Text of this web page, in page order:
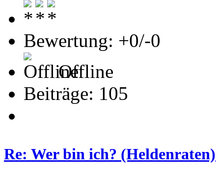
Bewertung: +0/-0
Offline
Beiträge: 105
Re: Wer bin ich? (Heldenraten)